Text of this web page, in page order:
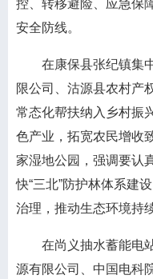
控、转移避险、应急保
安全防线。
在康保县张纪镇集中
限公司、沽源县农村产
常态化帮扶纳入乡村振
色产业，拓宽农民增收
家湿地公园，强调要认
快“三北”防护林体系建
治理，推动生态环境持
在尚义抽水蓄能电站
源有限公司、中国电科